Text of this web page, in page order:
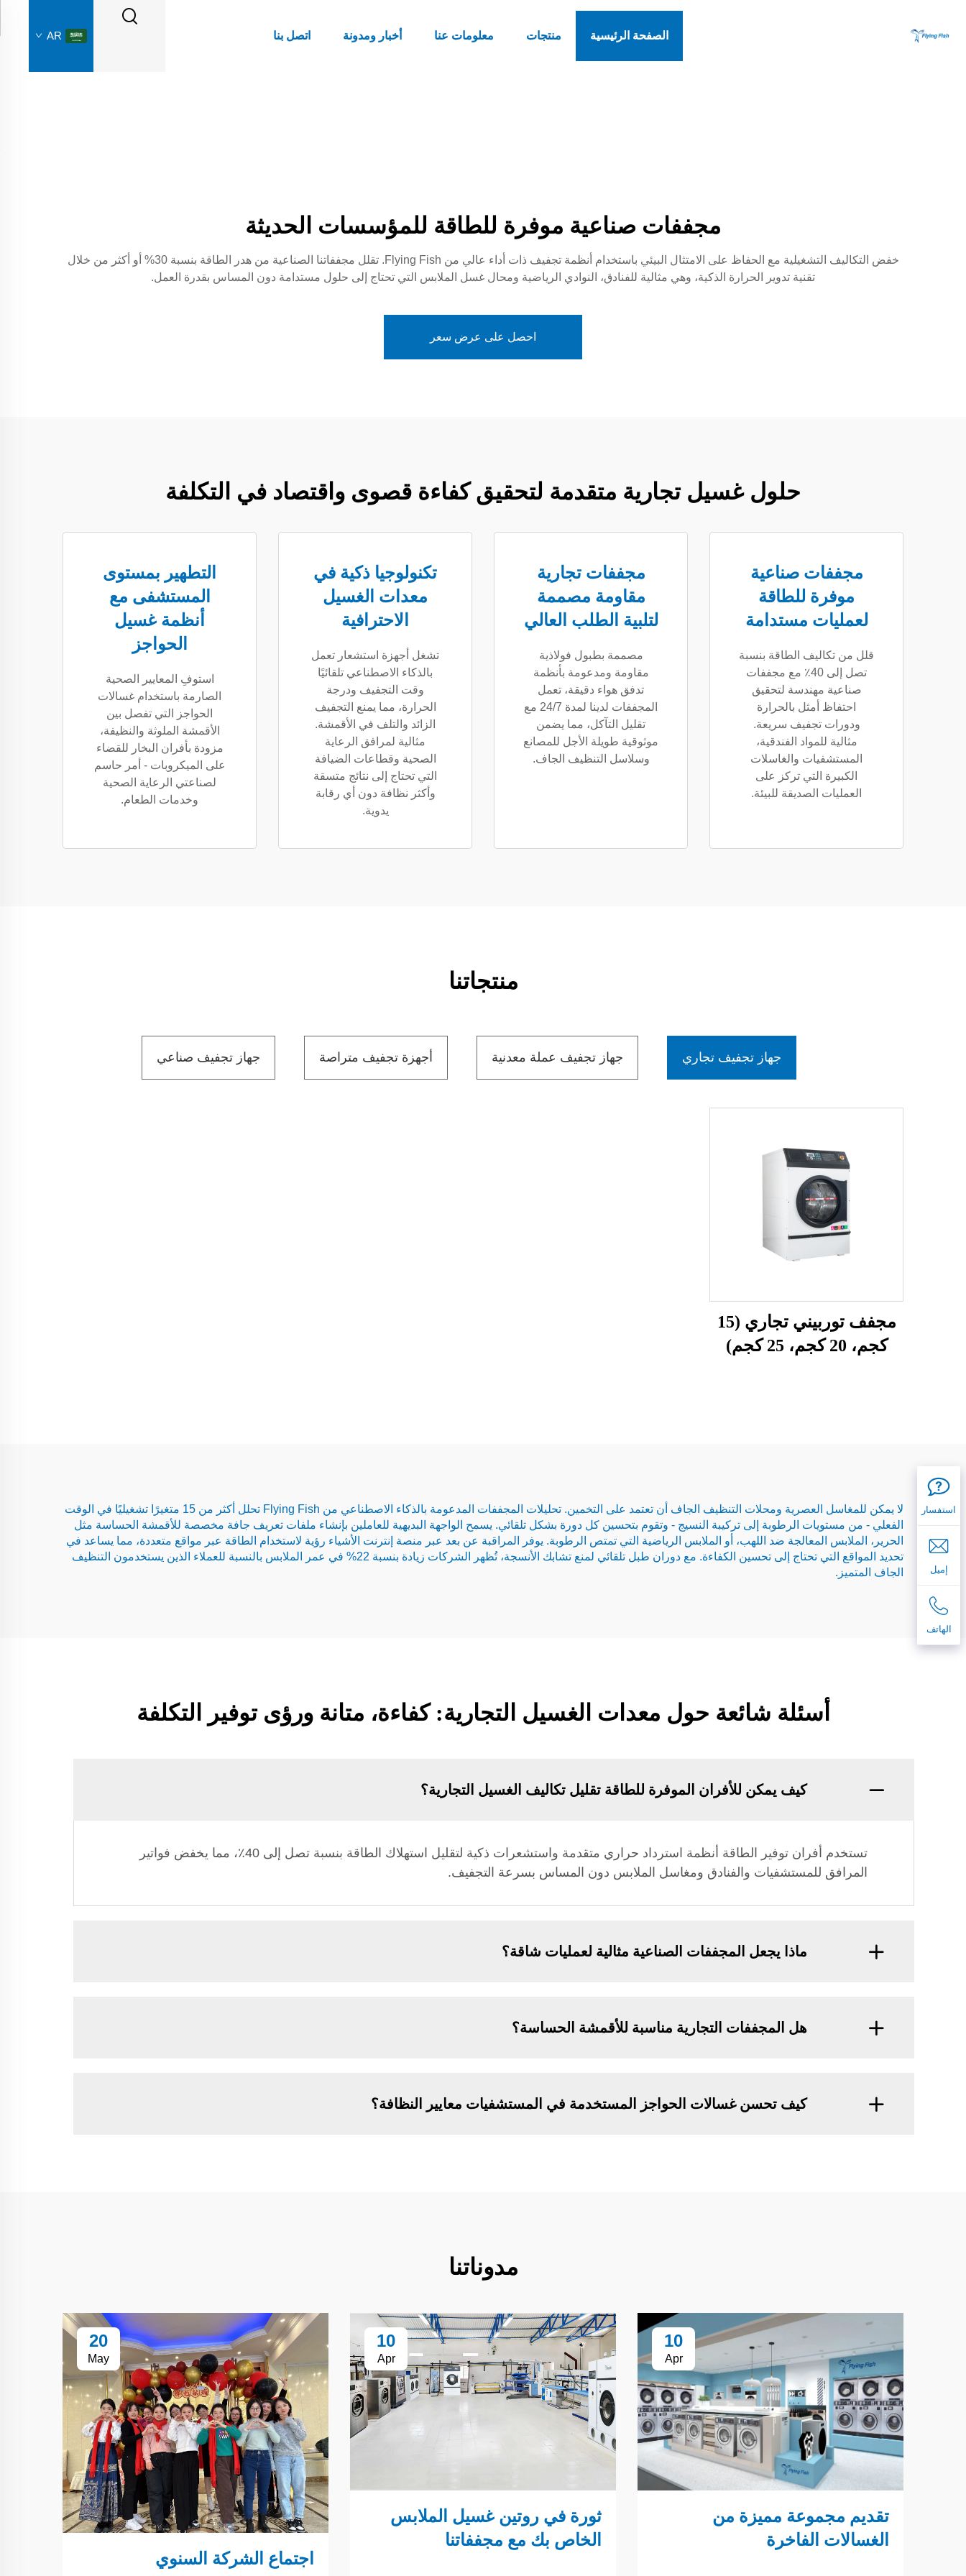
الصفحة الرئيسية منتجات معلومات عنا أخبار ومدونة اتصل بنا AR
مجففات صناعية موفرة للطاقة للمؤسسات الحديثة
خفض التكاليف التشغيلية مع الحفاظ على الامتثال البيئي باستخدام أنظمة تجفيف ذات أداء عالي من Flying Fish. تقلل مجففاتنا الصناعية من هدر الطاقة بنسبة 30% أو أكثر من خلال
تقنية تدوير الحرارة الذكية، وهي مثالية للفنادق، النوادي الرياضية ومحال غسل الملابس التي تحتاج إلى حلول مستدامة دون المساس بقدرة العمل.
احصل على عرض سعر
حلول غسيل تجارية متقدمة لتحقيق كفاءة قصوى واقتصاد في التكلفة
مجففات صناعية
موفرة للطاقة
لعمليات مستدامة
قلل من تكاليف الطاقة بنسبة
تصل إلى 40٪ مع مجففات
صناعية مهندسة لتحقيق
احتفاظ أمثل بالحرارة
ودورات تجفيف سريعة.
مثالية للمواد الفندقية،
المستشفيات والغاسلات
الكبيرة التي تركز على
العمليات الصديقة للبيئة.
مجففات تجارية
مقاومة مصممة
لتلبية الطلب العالي
مصممة بطبول فولاذية
مقاومة ومدعومة بأنظمة
تدفق هواء دقيقة، تعمل
المجففات لدينا لمدة 24/7 مع
تقليل التآكل، مما يضمن
موثوقية طويلة الأجل للمصانع
وسلاسل التنظيف الجاف.
تكنولوجيا ذكية في
معدات الغسيل
الاحترافية
تشغل أجهزة استشعار تعمل
بالذكاء الاصطناعي تلقائيًا
وقت التجفيف ودرجة
الحرارة، مما يمنع التجفيف
الزائد والتلف في الأقمشة.
مثالية لمرافق الرعاية
الصحية وقطاعات الضيافة
التي تحتاج إلى نتائج متسقة
وأكثر نظافة دون أي رقابة
يدوية.
التطهير بمستوى
المستشفى مع
أنظمة غسيل
الحواجز
استوفِ المعايير الصحية
الصارمة باستخدام غسالات
الحواجز التي تفصل بين
الأقمشة الملوثة والنظيفة،
مزودة بأفران البخار للقضاء
على الميكروبات - أمر حاسم
لصناعتي الرعاية الصحية
وخدمات الطعام.
منتجاتنا
جهاز تجفيف تجاري جهاز تجفيف عملة معدنية أجهزة تجفيف متراصة جهاز تجفيف صناعي
مجفف توربيني تجاري (15
كجم، 20 كجم، 25 كجم)
لا يمكن للمغاسل العصرية ومحلات التنظيف الجاف أن تعتمد على التخمين. تحليلات المجففات المدعومة بالذكاء الاصطناعي من Flying Fish تحلل أكثر من 15 متغيرًا تشغيليًا في الوقت
الفعلي - من مستويات الرطوبة إلى تركيبة النسيج - وتقوم بتحسين كل دورة بشكل تلقائي. يسمح الواجهة البديهية للعاملين بإنشاء ملفات تعريف جافة مخصصة للأقمشة الحساسة مثل
الحرير، الملابس المعالجة ضد اللهب، أو الملابس الرياضية التي تمتص الرطوبة. يوفر المراقبة عن بعد عبر منصة إنترنت الأشياء رؤية لاستخدام الطاقة عبر مواقع متعددة، مما يساعد في
تحديد المواقع التي تحتاج إلى تحسين الكفاءة. مع دوران طبل تلقائي لمنع تشابك الأنسجة، تُظهر الشركات زيادة بنسبة 22% في عمر الملابس بالنسبة للعملاء الذين يستخدمون التنظيف
الجاف المتميز.
أسئلة شائعة حول معدات الغسيل التجارية: كفاءة، متانة ورؤى توفير التكلفة
كيف يمكن للأفران الموفرة للطاقة تقليل تكاليف الغسيل التجارية؟
تستخدم أفران توفير الطاقة أنظمة استرداد حراري متقدمة واستشعرات ذكية لتقليل استهلاك الطاقة بنسبة تصل إلى 40٪، مما يخفض فواتير
المرافق للمستشفيات والفنادق ومغاسل الملابس دون المساس بسرعة التجفيف.
ماذا يجعل المجففات الصناعية مثالية لعمليات شاقة؟
هل المجففات التجارية مناسبة للأقمشة الحساسة؟
كيف تحسن غسالات الحواجز المستخدمة في المستشفيات معايير النظافة؟
مدوناتنا
10
Apr
تقديم مجموعة مميزة من
الغسالات الفاخرة
10
Apr
ثورة في روتين غسيل الملابس
الخاص بك مع مجففاتنا
20
May
اجتماع الشركة السنوي
استفسار
إميل
الهاتف